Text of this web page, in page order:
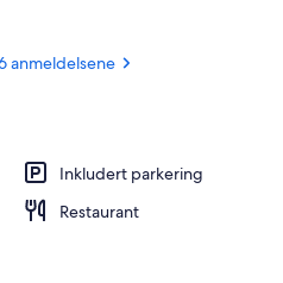
Innvendig
anmeldelsene
Inkludert parkering
Restaurant